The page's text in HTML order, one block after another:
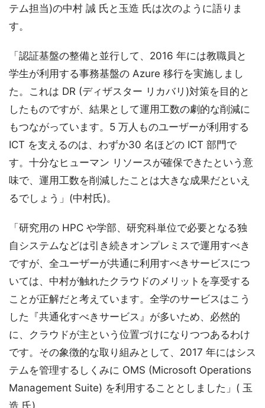
テム担当)の中村 誠 氏と玉造 氏は次のように語りま
す。
「認証基盤の整備と並行して、2016 年には教職員と
学生が利用する事務基盤の Azure 移行を実施しまし
た。これは DR (ディザスター リカバリ)対策を目的と
したものですが、結果として運用工数の劇的な削減に
もつながっています。5 万人ものユーザーが利用する
ICT を支えるのは、わずか30 名ほどの ICT 部門で
す。十分なヒューマン リソースが確保できたという意
味で、運用工数を削減したことは大きな成果だといえ
るでしょう」(中村氏)。
「研究用の HPC や学部、研究科単位で必要となる独
自システムなどは引き続きオンプレミスで運用すべき
ですが、全ユーザーが共通に利用すべきサービスにつ
いては、中村が触れたクラウドのメリットを享受する
ことが正解だと考えています。全学のサービスはこう
した『共通化すべきサービス』が多いため、必然的
に、クラウドが主という位置づけになりつつあるわけ
です。その象徴的な取り組みとして、2017 年にはシス
テムを管理するしくみに OMS (Microsoft Operations
Management Suite) を利用することとしました」( 玉
造 氏)。